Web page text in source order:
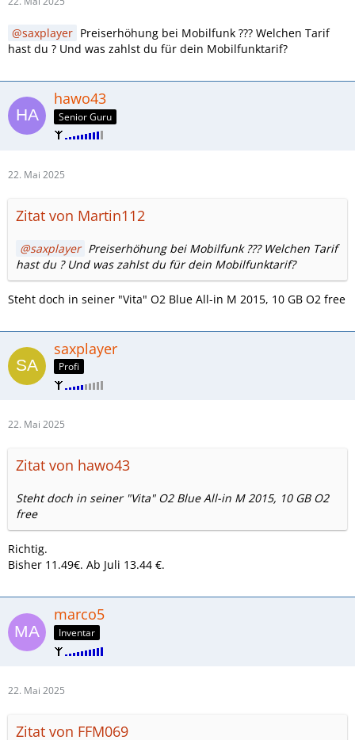
saxplayer Preiserhöhung bei Mobilfunk ??? Welchen Tarif
hast du ? Und was zahlst du für dein Mobilfunktarif?
hawo43
Senior Guru
22. Mai 2025
Zitat von Martin112
saxplayer Preiserhöhung bei Mobilfunk ??? Welchen Tarif
hast du ? Und was zahlst du für dein Mobilfunktarif?
Steht doch in seiner "Vita" O2 Blue All-in M 2015, 10 GB O2 free
saxplayer
Profi
22. Mai 2025
Zitat von hawo43
Steht doch in seiner "Vita" O2 Blue All-in M 2015, 10 GB O2
free
Richtig.
Bisher 11.49€. Ab Juli 13.44 €.
marco5
Inventar
22. Mai 2025
Zitat von FFM069